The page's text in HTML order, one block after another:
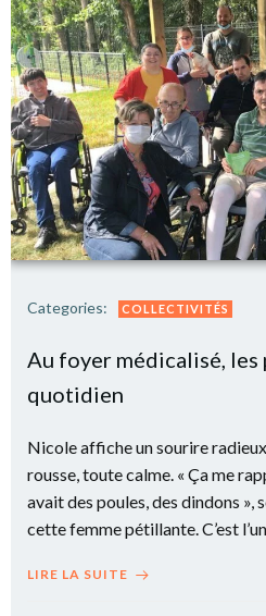
Categories: COLLECTIVITÉS
Au foyer médicalisé, les
quotidien
Nicole affiche un sourire
rousse, toute calme. « Ça me
avait des poules, des dindons »,
cette femme pétillante. C’est
LIRE LA SUITE